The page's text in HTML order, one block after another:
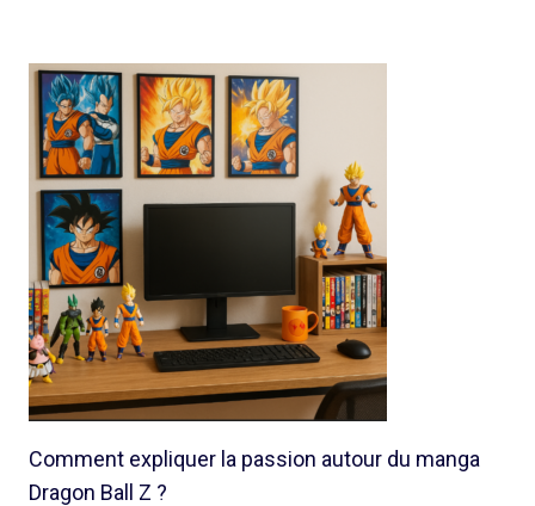
Comment expliquer la passion autour du manga
Dragon Ball Z ?